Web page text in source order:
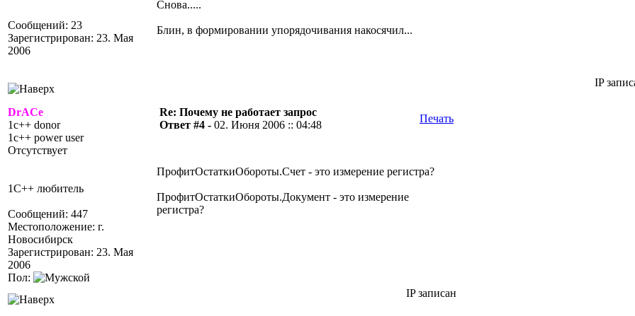
Сообщений: 23
Зарегистрирован: 23. Мая
2006
Снова.....
Блин, в формировании упорядочивания накосячил...
IP
DrACe
1c++ donor
1c++ power user
Отсутствует
1С++ любитель
Сообщений: 447
Местоположение: г.
Новосибирск
Зарегистрирован: 23. Мая
2006
Пол:
Re: Почему не работает запрос
Ответ #4 - 02. Июня 2006 :: 04:48
Печать
ПрофитОстаткиОбороты.Счет - это измерение регистра?
ПрофитОстаткиОбороты.Документ - это измерение
регистра?
IP записан